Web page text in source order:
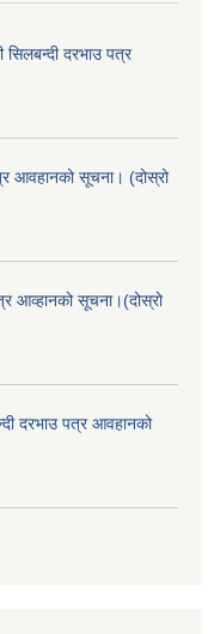
सिलबन्दी दरभाउ पत्र
आवहानको सूचना। (दोस्रो
आव्हानको सूचना।(दोस्रो
दरभाउ पत्र आवहानको